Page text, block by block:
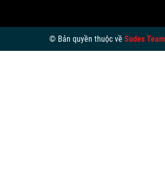
© Bản quyền thuộc về Sudes Team